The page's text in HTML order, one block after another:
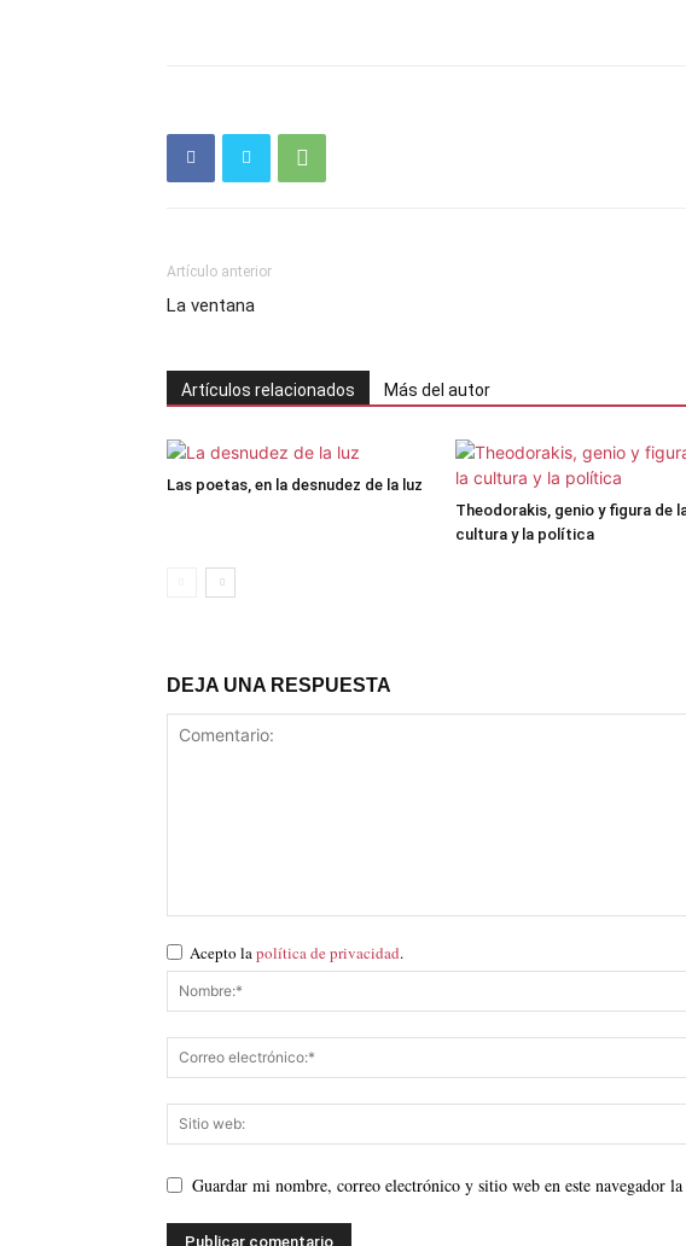
Artículo anterior
La ventana
Artículos relacionados Más del autor
Las poetas, en la desnudez de la luz
Theodorakis, genio y figura de
cultura y la política
DEJA UNA RESPUESTA
Acepto la política de privacidad.
Guardar mi nombre, correo electrónico y sitio web en este navegador